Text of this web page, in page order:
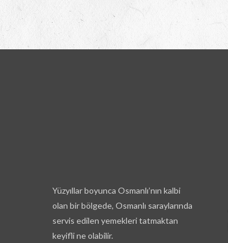
Yüzyıllar boyunca Osmanlı’nın kalbi
olan bir bölgede, Osmanlı saraylarında
servis edilen yemekleri tatmaktan
keyifli ne olabilir.